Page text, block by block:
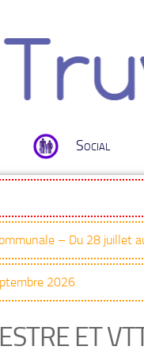
Social
– Du 28 juillet
2026
ET